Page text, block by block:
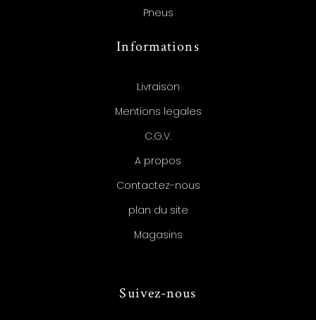
Pneus
Informations
Livraison
Mentions legales
C.G.V.
A propos
Contactez-nous
plan du site
Magasins
Suivez-nous